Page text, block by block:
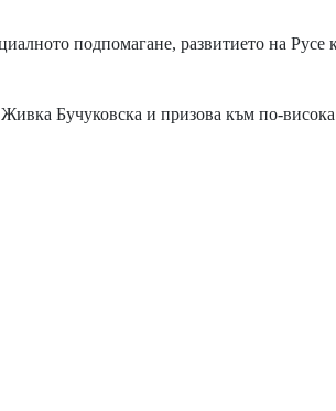
подпомагане, развитието на Русе
Бучуковска и призова към по-висока